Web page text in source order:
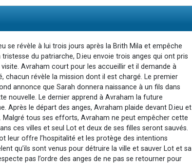
se révèle à lui trois jours après la Brith Mila et empêche
du patriarche, D.ieu envoie trois anges qui ont pris
Avraham court pour les accueillir et il demande à
chacun révèle la mission dont il est chargé. Le premier
annonce que Sarah donnera naissance à un fils dans
nouvelle. Le dernier apprend à Avraham la future
Après le départ des anges, Avraham plaide devant D.ieu et
Malgré tous ses efforts, Avraham ne peut empêcher cette
ces villes et seul Lot et deux de ses filles seront sauvés.
leur offre l’hospitalité et les protège des intentions
qu’ils sont venus pour détruire la ville et sauver Lot et sa
pas l’ordre des anges de ne pas se retourner pour